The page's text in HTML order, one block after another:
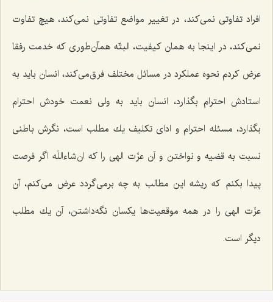
افراد تفاوتی نمی‌كند، در تغییر مواضع تفاوتی نمی‌كند، هیچ تفاوت
نمی‌كند، در اینجا به همان كیفیت، البتّه همآن‌طوری كه خدمت رفقا
عرض كردم نحوه عملكرد در مسائل مختلف فرق‌می‌كند، انسان باید به
استادش احترام بگذارد، انسان باید به ولی نعمت خودش احترام
بگذارد، مسئله احترام و ادای تكلیف یك مطلب است، نگرش باطنی
نسبت به قضیه و نواختن و آن عزّت الهی را كه ان‌شاءاللَه اگر فرصت
پیدا بكنم كه ریشه این مطالب به چه برمی‌گردد عرض می‌كنم، آن
عزّت الهی را در همه موقعیت‌ها یكسان نگه‌داشتن، آن یك مطلب
دیگر است.